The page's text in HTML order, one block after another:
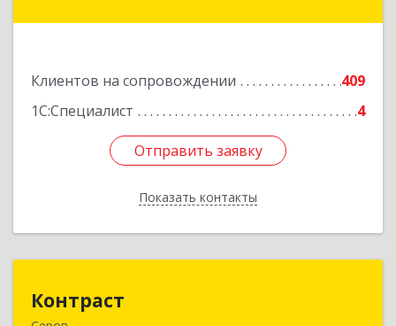
Клиентов на сопровождении
409
1С:Специалист
4
Отправить заявку
Показать контакты
Отправить заявку
Назад
Контраст